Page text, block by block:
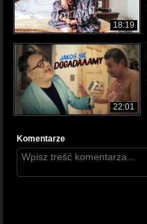
18:19
22:01
Komentarze